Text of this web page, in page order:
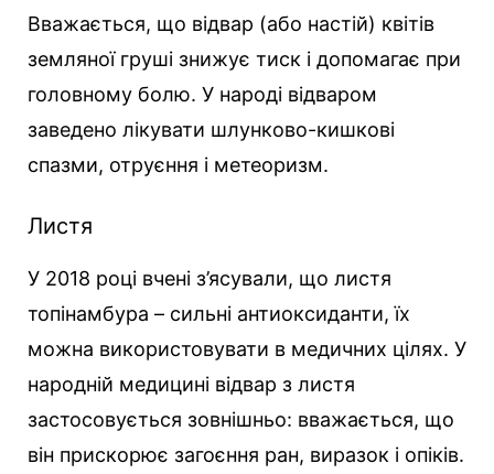
Вважається, що відвар (або настій) квітів
земляної груші знижує тиск і допомагає при
головному болю. У народі відваром
заведено лікувати шлунково-кишкові
спазми, отруєння і метеоризм.
Листя
У 2018 році вчені з’ясували, що листя
топінамбура – сильні антиоксиданти, їх
можна використовувати в медичних цілях. У
народній медицині відвар з листя
застосовується зовнішньо: вважається, що
він прискорює загоєння ран, виразок і опіків.